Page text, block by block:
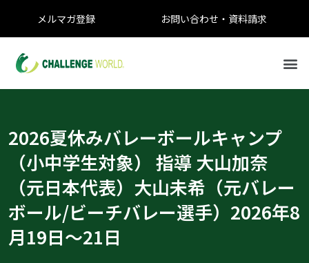
メルマガ登録 お問い合わせ・資料請求
2026夏休みバレーボールキャンプ
（小中学生対象） 指導 大山加奈
（元日本代表）大山未希（元バレー
ボール/ビーチバレー選手）2026年8
月19日〜21日